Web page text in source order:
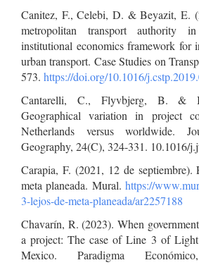
Canitez, F., Celebi, D. & Beyazit, E.
metropolitan transport authority
institutional economics framework for
urban transport. Case Studies on
573. https://doi.org/10.1016/
Cantarelli, C., Flyvbjerg, B. &
Geographical variation in project
Netherlands versus worldwide.
Geography, 24(C), 324-331. 10.1016/
Carapia, F. (2021, 12 de
meta planeada. Mural. https://
3-lejos-de-meta-planeada/ar2257188
Chavarín, R. (2023). When
a project: The case of Line 3 of
Mexico. Paradigma